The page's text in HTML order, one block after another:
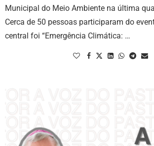
Municipal do Meio Ambiente na última
Cerca de 50 pessoas participaram do
central foi “Emergência Climática: …